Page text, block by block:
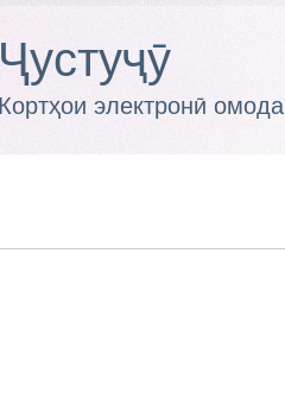
Ҷустуҷӯ
Кортҳои электронӣ омода